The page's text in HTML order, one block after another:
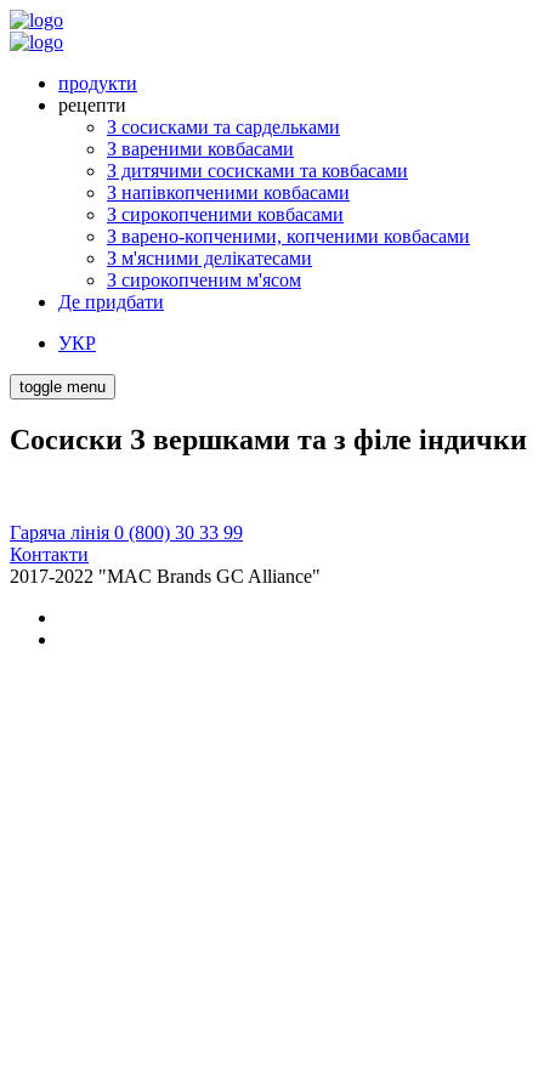
продукти
рецепти
З сосисками та сардельками
З вареними ковбасами
З дитячими сосисками та ковбасами
З напівкопченими ковбасами
З сирокопченими ковбасами
З варено-копченими, копченими ковбасами
З м'ясними делікатесами
З сирокопченим м'ясом
Де придбати
УКР
toggle menu
Сосиски З вершками та з філе індички
Гаряча лінія 0 (800) 30 33 99
Контакти
2017-2022 "MAC Brands GC Alliance"